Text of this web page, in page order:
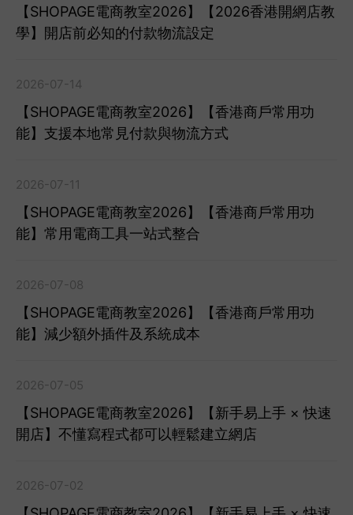
【SHOPAGE電商教室2026】【2026香港開網店教
學】開店前必知的付款物流設定
2026-07-14
【SHOPAGE電商教室2026】【香港商戶常用功
能】支援本地常見付款與物流方式
2026-07-11
【SHOPAGE電商教室2026】【香港商戶常用功
能】常用電商工具一站式整合
2026-07-08
【SHOPAGE電商教室2026】【香港商戶常用功
能】減少額外插件及系統成本
2026-07-05
【SHOPAGE電商教室2026】【新手易上手 × 快速
開店】不懂寫程式都可以輕鬆建立網店
2026-07-02